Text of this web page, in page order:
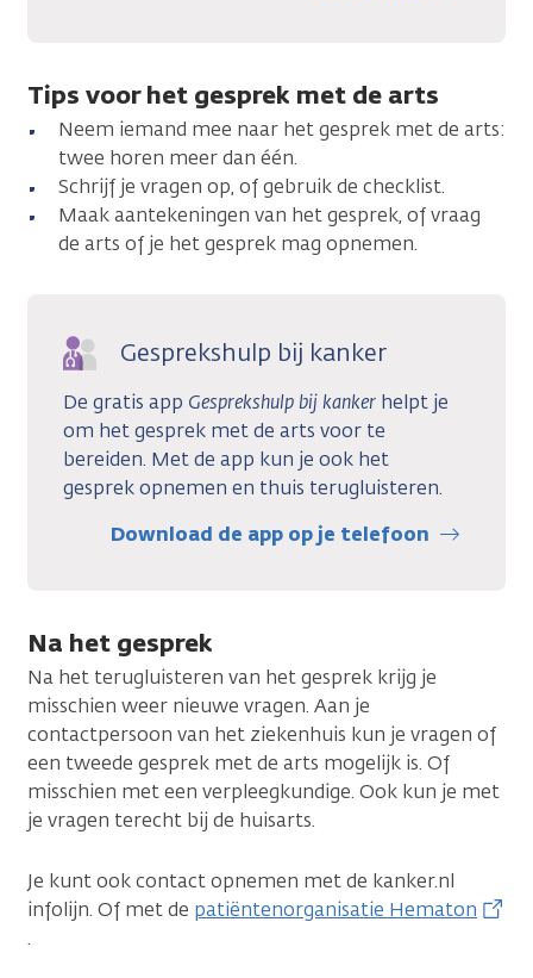
Tips voor het gesprek met de arts
Neem iemand mee naar het gesprek met de arts:
twee horen meer dan één.
Schrijf je vragen op, of gebruik de checklist.
Maak aantekeningen van het gesprek, of vraag
de arts of je het gesprek mag opnemen.
Gesprekshulp bij kanker
De gratis app Gesprekshulp bij kanker helpt je
om het gesprek met de arts voor te
bereiden. Met de app kun je ook het
gesprek opnemen en thuis terugluisteren.
Download de app op je telefoon
Na het gesprek
Na het terugluisteren van het gesprek krijg je
misschien weer nieuwe vragen. Aan je
contactpersoon van het ziekenhuis kun je vragen of
een tweede gesprek met de arts mogelijk is. Of
misschien met een verpleegkundige. Ook kun je met
je vragen terecht bij de huisarts.
Je kunt ook contact opnemen met de kanker.nl
infolijn. Of met de patiëntenorganisatie Hematon
.